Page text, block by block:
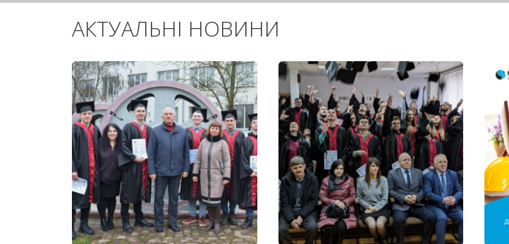
АКТУАЛЬНІ НОВИНИ